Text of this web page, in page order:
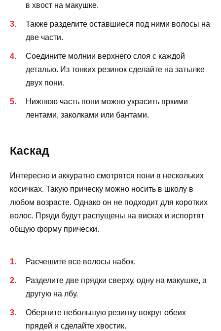
в хвост на макушке.
Также разделите оставшиеся под ними волосы на
две части.
Соедините молнии верхнего слоя с каждой
деталью. Из тонких резинок сделайте на затылке
двух пони.
Нижнюю часть пони можно украсить яркими
лентами, заколками или бантами.
Каскад
Интересно и аккуратно смотрятся пони в нескольких
косичках. Такую прическу можно носить в школу в
любом возрасте. Однако он не подходит для коротких
волос. Пряди будут распущены на висках и испортят
общую форму прически.
Расчешите все волосы набок.
Разделите две прядки сверху, одну на макушке, а
другую на лбу.
Оберните небольшую резинку вокруг обеих
прядей и сделайте хвостик.